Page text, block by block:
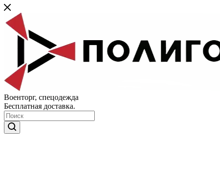
Военторг, спецодежда
Бесплатная доставка.